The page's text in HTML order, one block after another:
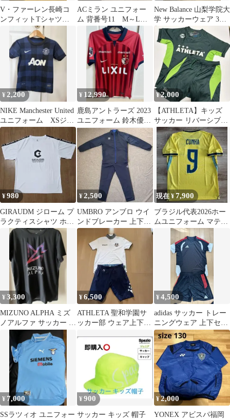
V・ファーレン長崎コ
ンフィットTシャツ
（2024シーズン）
ACミラン ユニフォー
ム 背番号11 M～Lサ
New Balance 山梨学院大
学 サッカーウェア 3点
セット
¥ 2,200
NIKE Manchester United
ユニフォーム XSジュ
ニア
¥ 12,990
鹿島アントラーズ 2023
ユニフォーム 鈴木優磨
LIXIL mercari
¥2,000
【ATHLETA】キッズ
サッカー リバーシブル
プラクティスセット
140cm
¥980
GIRAUDM ジローム プ
ラクティスシャツ ホワ
イト XXL
¥2,500
UMBRO アンブロ ウイ
ンドブレーカー 上下セ
ット ネイビー 防寒
現在 ¥7,900
ブラジル代表2026ホー
ムユニフォーム マテウ
ス・クーニャ 9番 M レ
プリカ
¥3,300
MIZUNO ALPHA ミズ
ノアルファ サッカー プ
ラクティスシャツ 黒
¥6,500
ATHLETA 聖和学園サ
ッカー部 ウェア上下セ
¥4,500
adidas サッカー トレー
ニングウェア 上下セッ
ト
¥ 7,000
SSラツィオ ユニフォー
¥900
サッカー キッズ 帽子
¥2,000
YONEX アビスパ福岡